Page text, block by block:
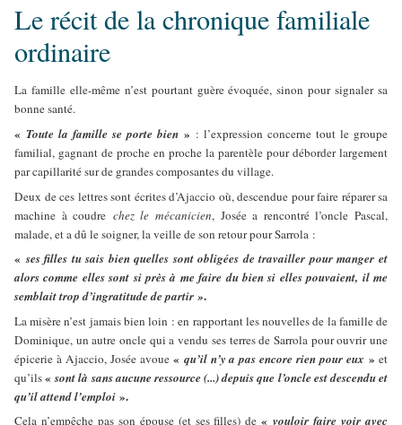
Le récit de la chronique familiale
ordinaire
La famille elle-même n’est pourtant guère évoquée, sinon pour signaler sa
bonne santé.
« Toute la famille se porte bien » : l’expression concerne tout le groupe
familial, gagnant de proche en proche la parentèle pour déborder largement
par capillarité sur de grandes composantes du village.
Deux de ces lettres sont écrites d’Ajaccio où, descendue pour faire réparer sa
machine à coudre chez le mécanicien, Josée a rencontré l’oncle Pascal,
malade, et a dû le soigner, la veille de son retour pour Sarrola :
«ses filles tu sais bien quelles sont obligées de travailler pour manger et
alors comme elles sont si près à me faire du bien si elles pouvaient, il me
semblait trop d’ingratitude de partir ».
La misère n’est jamais bien loin : en rapportant les nouvelles de la famille de
Dominique, un autre oncle qui a vendu ses terres de Sarrola pour ouvrir une
épicerie à Ajaccio, Josée avoue « qu’il n’y a pas encore rien pour eux » et
qu’ils«sont là sans aucune ressource (...) depuis que l’oncle est descendu et
qu’il attend l’emploi ».
Cela n’empêche pas son épouse (et ses filles) de«vouloir faire voir avec